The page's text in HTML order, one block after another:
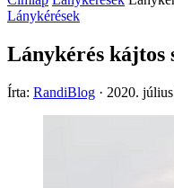
Lánykérések
Lánykérés kájtos
Írta: RandiBlog · 2020.